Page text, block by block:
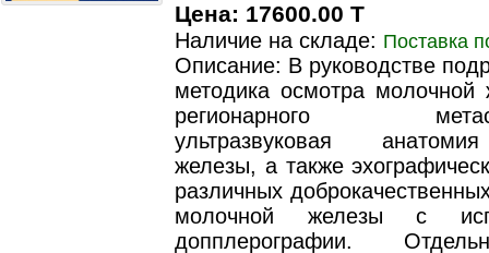
Цена: 17600.00 T
Наличие на складе: Поставка
Описание: В руководстве
методика осмотра
регионарного
ультразвуковая
железы, а также
различных
молочной железы с
допплерографии.